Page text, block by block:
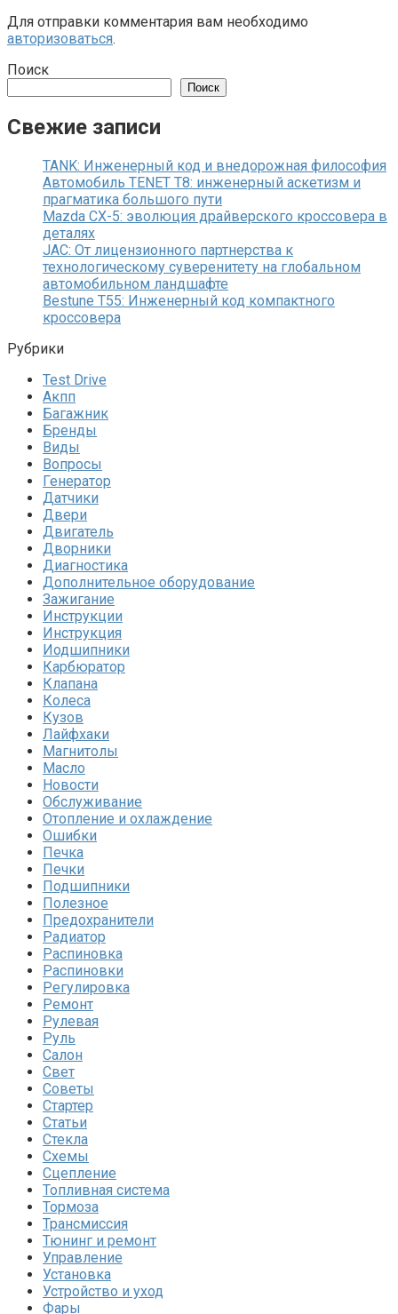
Для отправки комментария вам необходимо
авторизоваться.
Поиск
Поиск
Свежие записи
TANK: Инженерный код и внедорожная философия
Автомобиль TENET T8: инженерный аскетизм и
прагматика большого пути
Mazda CX-5: эволюция драйверского кроссовера в
деталях
JAC: От лицензионного партнерства к
технологическому суверенитету на глобальном
автомобильном ландшафте
Bestune T55: Инженерный код компактного
кроссовера
Рубрики
Test Drive
Акпп
Багажник
Бренды
Виды
Вопросы
Генератор
Датчики
Двери
Двигатель
Дворники
Диагностика
Дополнительное оборудование
Зажигание
Инструкции
Инструкция
Иодшипники
Карбюратор
Клапана
Колеса
Кузов
Лайфхаки
Магнитолы
Масло
Новости
Обслуживание
Отопление и охлаждение
Ошибки
Печка
Печки
Подшипники
Полезное
Предохранители
Радиатор
Распиновка
Распиновки
Регулировка
Ремонт
Рулевая
Руль
Салон
Свет
Советы
Стартер
Статьи
Стекла
Схемы
Сцепление
Топливная система
Тормоза
Трансмиссия
Тюнинг и ремонт
Управление
Установка
Устройство и уход
Фары